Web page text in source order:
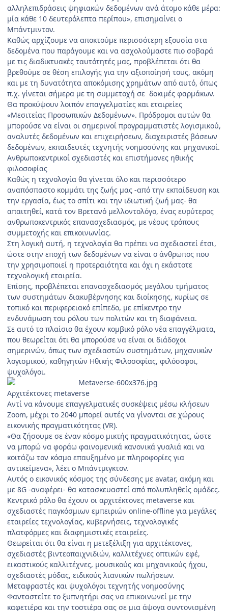
αλληλεπιδράσεις ψηφιακών δεδομένων ανά άτομο κάθε μέρα:
μία κάθε 10 δευτερόλεπτα περίπου», επισημαίνει ο
Μπάντμιντον.
Καθώς αρχίζουμε να αποκτούμε περισσότερη εξουσία στα
δεδομένα που παράγουμε και να ασχολούμαστε πιο σοβαρά
με τις διαδικτυακές ταυτότητές μας, προβλέπεται ότι θα
βρεθούμε σε θέση επιλογής για την αξιοποίησή τους, ακόμη
και με τη δυνατότητα αποκόμισης χρημάτων από αυτό, όπως
π.χ. γίνεται σήμερα με τη συμμετοχή σε δοκιμές φαρμάκων.
Θα προκύψουν λοιπόν επαγγελματίες και εταιρείες
«Μεσιτείας Προσωπικών Δεδομένων». Πρόδρομοι αυτών θα
μπορούσε να είναι οι σημερινοί προγραμματιστές λογισμικού,
αναλυτές δεδομένων και επιχειρήσεων, διαχειριστές βάσεων
δεδομένων, εκπαιδευτές τεχνητής νοημοσύνης και μηχανικοί.
Ανθρωποκεντρικοί σχεδιαστές και επιστήμονες ηθικής
φιλοσοφίας
Καθώς η τεχνολογία θα γίνεται όλο και περισσότερο
αναπόσπαστο κομμάτι της ζωής μας -από την εκπαίδευση και
την εργασία, έως το σπίτι και την ιδιωτική ζωή μας- θα
απαιτηθεί, κατά τον Βρετανό μελλοντολόγο, ένας ευρύτερος
ανθρωποκεντρικός επανασχεδιασμός, με νέους τρόπους
συμμετοχής και επικοινωνίας.
Στη λογική αυτή, η τεχνολογία θα πρέπει να σχεδιαστεί έτσι,
ώστε στην εποχή των δεδομένων να είναι ο άνθρωπος που
την χρησιμοποιεί η προτεραιότητα και όχι η εκάστοτε
τεχνολογική εταιρεία.
Επίσης, προβλέπεται επανασχεδιασμός μεγάλου τμήματος
των συστημάτων διακυβέρνησης και διοίκησης, κυρίως σε
τοπικό και περιφερειακό επίπεδο, με επίκεντρο την
ενδυνάμωση του ρόλου των πολιτών και τη διαφάνεια.
Σε αυτό το πλαίσιο θα έχουν κομβικό ρόλο νέα επαγγέλματα,
που θεωρείται ότι θα μπορούσε να είναι οι διάδοχοι
σημερινών, όπως των σχεδιαστών συστημάτων, μηχανικών
λογισμικού, καθηγητών Ηθικής Φιλοσοφίας, φιλόσοφοι,
ψυχολόγοι.
Αρχιτέκτονες metaverse
Αντί να κάνουμε επαγγελματικές συσκέψεις μέσω κλήσεων
Zoom, μέχρι το 2040 μπορεί αυτές να γίνονται σε χώρους
εικονικής πραγματικότητας (VR).
«Θα ζήσουμε σε έναν κόσμο μικτής πραγματικότητας, ώστε
να μπορώ να φοράω φαινομενικά κανονικά γυαλιά και να
κοιτάζω τον κόσμο επαυξημένο με πληροφορίες για
αντικείμενα», λέει ο Μπάντμιγκτον.
Αυτός ο εικονικός κόσμος της σύνδεσης με avatar, ακόμη και
με 8G -αναφέρει- θα κατασκευαστεί από πολυπληθείς ομάδες.
Κεντρικό ρόλο θα έχουν οι αρχιτέκτονες metaverse και
σχεδιαστές παγκόσμιων εμπειριών online-offline για μεγάλες
εταιρείες τεχνολογίας, κυβερνήσεις, τεχνολογικές
πλατφόρμες και διαφημιστικές εταιρείες.
Θεωρείται ότι θα είναι η μετεξέλιξη για αρχιτέκτονες,
σχεδιαστές βιντεοπαιχνιδιών, καλλιτέχνες οπτικών εφέ,
εικαστικούς καλλιτέχνες, μουσικούς και μηχανικούς ήχου,
σχεδιαστές μόδας, ειδικούς λιανικών πωλήσεων.
Μεταφραστές και ψυχολόγοι τεχνητής νοημοσύνης
Φανταστείτε το ξυπνητήρι σας να επικοινωνεί με την
καφετιέρα και την τοστιέρα σας σε μια άψογα συντονισμένη